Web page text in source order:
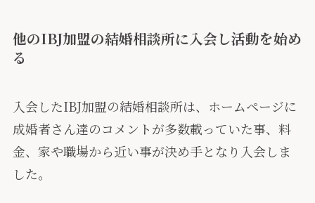
他のIBJ加盟の結婚相談所に入会し活動を始め
る
入会したIBJ加盟の結婚相談所は、ホームページに
成婚者さん達のコメントが多数載っていた事、料
金、家や職場から近い事が決め手となり入会しま
した。